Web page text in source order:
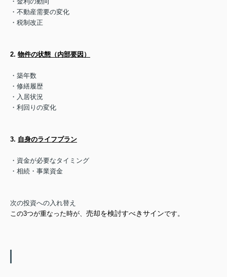
・不動産需要の変化
・税制改正
2. 物件の状態（内部要因）
・築年数
・修繕履歴
・入居状況
・利回りの変化
3. 自身のライフプラン
・資金が必要なタイミング
・相続・事業資金
次の投資への入れ替え
この3つが重なった時が、 売却を検討すべきサインです。